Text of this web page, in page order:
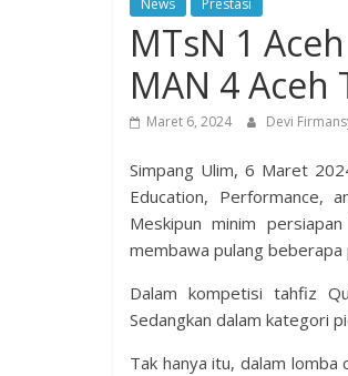
News Prestasi
MTsN 1
MAN 4 Aceh
Maret 6, 2024 Devi
Simpang Ulim, 6 Maret
Education, Performance,
Meskipun minim
membawa pulang beberapa
Dalam kompetisi tahfiz
Sedangkan dalam kategori
Tak hanya itu, dalam